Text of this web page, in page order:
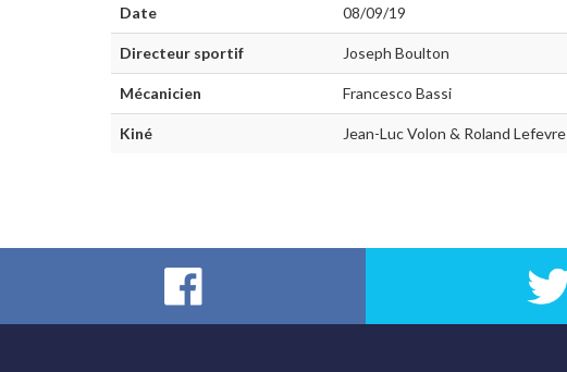
Date 08/09/19
Directeur sportif Joseph Boulton
Mécanicien Francesco Bassi
Kiné Jean-Luc Volon & Roland Lefevre